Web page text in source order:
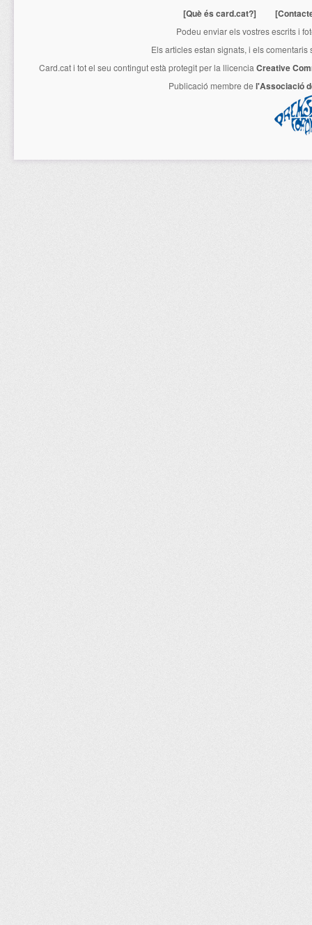
[Què és card.cat?]
Podeu enviar els vostres escrits i
Els articles estan signats, i els
Card.cati tot el seu contingut està protegit per la llicencia Creative
Publicació membre de l'Associació